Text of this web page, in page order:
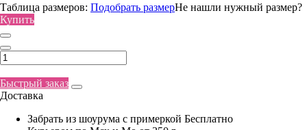
Таблица размеров: Подобрать размерНе нашли нужный размер?
Купить
Быстрый заказ
Доставка
Забрать из шоурума с примеркой Бесплатно